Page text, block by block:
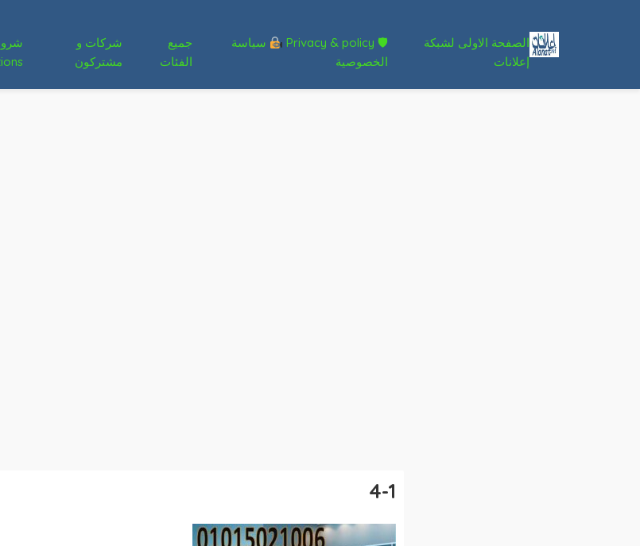
الصفحة الاولى لشبكة
إعلانات
🛡 Privacy & policy
سياسة
الخصوصية
جميع
الفئات
شركات و
مشتركون
4-1